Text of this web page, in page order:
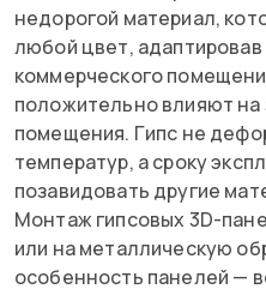
недорогой материал,
любой цвет,
коммерческого
положительно влияют
помещения. Гипс не
температур, а сроку
позавидовать другие
Монтаж гипсовых 3D-
или на металлическую
особенность панелей —